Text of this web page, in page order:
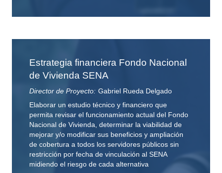
Estrategia financiera Fondo Nacional
de Vivienda SENA
Director de Proyecto: Gabriel Rueda Delgado
Elaborar un estudio técnico y financiero que
permita revisar el funcionamiento actual del Fondo
Nacional de Vivienda, determinar la viabilidad de
mejorar y/o modificar sus beneficios y ampliación
de cobertura a todos los servidores públicos sin
restricción por fecha de vinculación al SENA
midiendo el riesgo de cada alternativa